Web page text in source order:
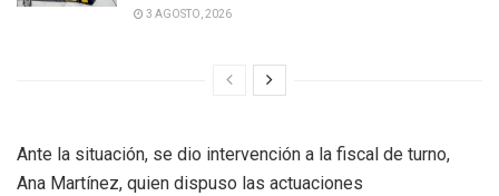
3 AGOSTO, 2026
Ante la situación, se dio intervención a la fiscal de turno,
Ana Martínez, quien dispuso las actuaciones